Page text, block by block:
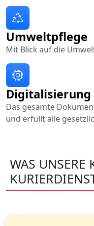
Digitalisierung
Das gesamte
und erfüllt alle
Umweltpflege
Mit Blick auf die
WAS UNSERE